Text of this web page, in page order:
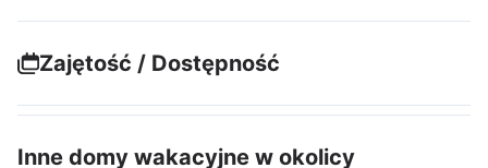
Zajętość / Dostępność
Inne domy wakacyjne w okolicy